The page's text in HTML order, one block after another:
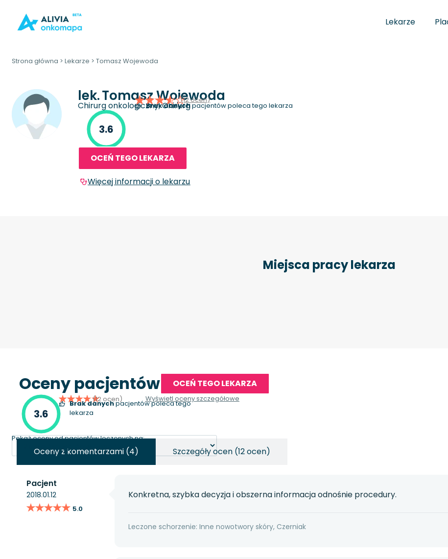
Lekarze
Strona główna > Lekarze > Tomasz Wojewoda
lek.Tomasz Wojewoda
Chirurg onkologiczny, Chirurg
3.6
(12 ocen)
Brak danychpacjentów poleca tego lekarza
OCEŃ TEGO LEKARZA
Więcej informacji o lekarzu
Miejsca pracy lekarza
Oceny pacjentów OCEŃ TEGO LEKARZA
3.6
(12 ocen)
Brak danychpacjentów poleca tego
lekarza
Wyświetl oceny szczegółowe
Pokaż oceny od pacjentów leczonych na:
Oceny z komentarzami (4) Szczegóły ocen (12 ocen)
Pacjent
2018.01.12
★★★★★
★★★★★ 5.0
Konkretna, szybka decyzja i obszerna informacja odnośnie procedury.
Leczone schorzenie: Inne nowotwory skóry, Czerniak